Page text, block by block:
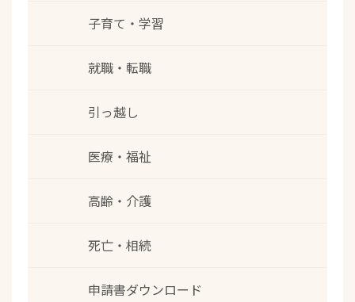
子育て・学習
就職・転職
引っ越し
医療・福祉
高齢・介護
死亡・相続
申請書ダウンロード